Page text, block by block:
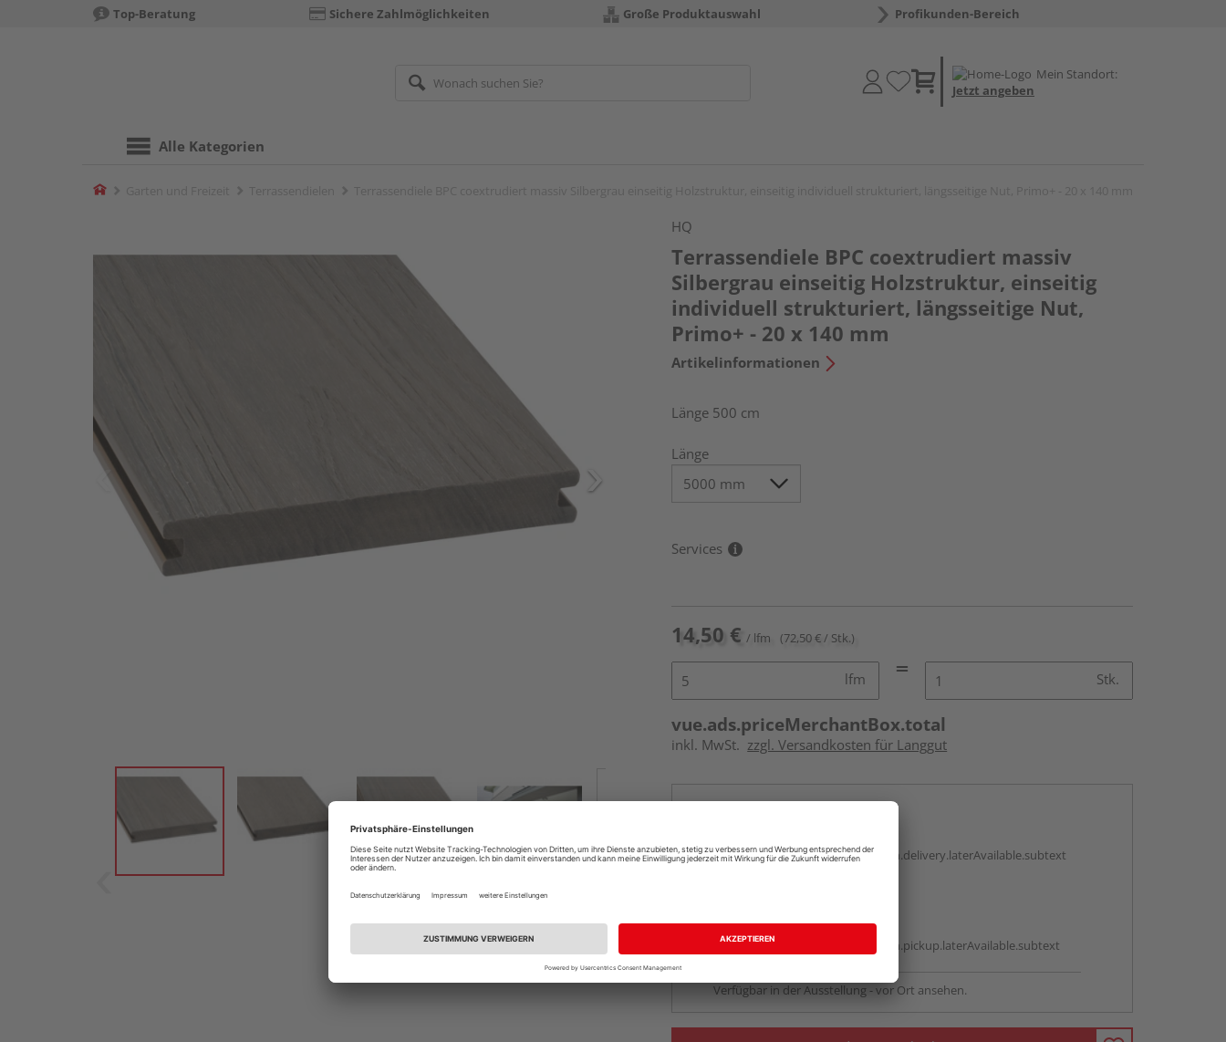
Top-Beratung Sichere Zahlmöglichkeiten Große Produktauswahl Profikunden-Bereich
Mein Standort:
Jetzt angeben
Alle Kategorien
Home
HQ
Terrassendiele BPC coextrudiert massiv
Silbergrau einseitig Holzstruktur, einseitig
individuell strukturiert, längsseitige Nut,
Primo+ - 20 x 140 mm
Artikelinformationen
Länge 500 cm
Länge
Services
14,50 € / lfm (72,50 € / Stk.)
lfm Stk.
vue.ads.priceMerchantBox.total
inkl. MwSt. zzgl. Versandkosten für Langgut
vue.ads.priceMerchantBox.option.delivery.laterAvailable.subtext
Auf Vorbestellung:
vue.ads.priceMerchantBox.option.pickup.laterAvailable.subtext
Verfügbar in der Ausstellung - vor Ort ansehen.